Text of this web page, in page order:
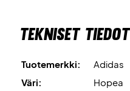
turvallisesti ja hallitusti.
Adiwear
on kestävä
Tekniset tiedot
Tuotemerkki:
Adidas
Väri:
Hopea